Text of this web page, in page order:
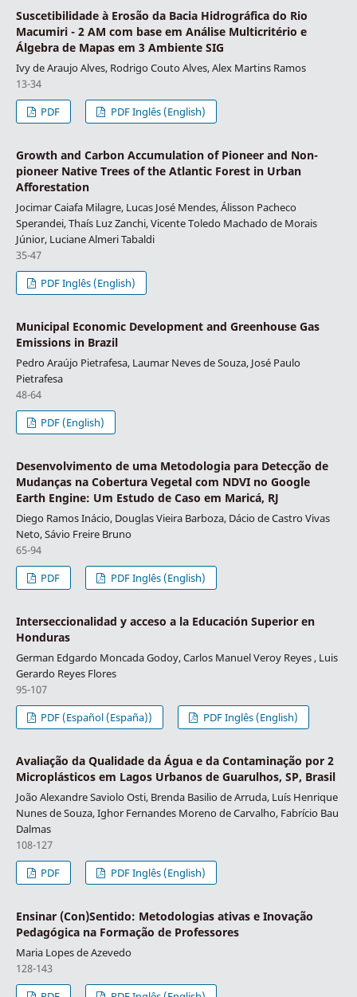
Suscetibilidade à Erosão da Bacia Hidrográfica do Rio
Macumiri - 2 AM com base em Análise Multicritério e
Álgebra de Mapas em 3 Ambiente SIG
Ivy de Araujo Alves, Rodrigo Couto Alves, Alex Martins Ramos
13-34
PDF
PDF Inglês (English)
Growth and Carbon Accumulation of Pioneer and Non-
pioneer Native Trees of the Atlantic Forest in Urban
Afforestation
Jocimar Caiafa Milagre, Lucas José Mendes, Álisson Pacheco
Sperandei, Thaís Luz Zanchi, Vicente Toledo Machado de Morais
Júnior, Luciane Almeri Tabaldi
35-47
PDF Inglês (English)
Municipal Economic Development and Greenhouse Gas
Emissions in Brazil
Pedro Araújo Pietrafesa, Laumar Neves de Souza, José Paulo
Pietrafesa
48-64
PDF (English)
Desenvolvimento de uma Metodologia para Detecção de
Mudanças na Cobertura Vegetal com NDVI no Google
Earth Engine: Um Estudo de Caso em Maricá, RJ
Diego Ramos Inácio, Douglas Vieira Barboza, Dácio de Castro Vivas
Neto, Sávio Freire Bruno
65-94
PDF
PDF Inglês (English)
Interseccionalidad y acceso a la Educación Superior en
Honduras
German Edgardo Moncada Godoy, Carlos Manuel Veroy Reyes , Luis
Gerardo Reyes Flores
95-107
PDF (Español (España))
PDF Inglês (English)
Avaliação da Qualidade da Água e da Contaminação por 2
Microplásticos em Lagos Urbanos de Guarulhos, SP, Brasil
João Alexandre Saviolo Osti, Brenda Basilio de Arruda, Luís Henrique
Nunes de Souza, Ighor Fernandes Moreno de Carvalho, Fabrício Bau
Dalmas
108-127
PDF
PDF Inglês (English)
Ensinar (Con)Sentido: Metodologias ativas e Inovação
Pedagógica na Formação de Professores
Maria Lopes de Azevedo
128-143